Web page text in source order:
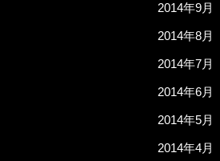
2014年9月
2014年8月
2014年7月
2014年6月
2014年5月
2014年4月